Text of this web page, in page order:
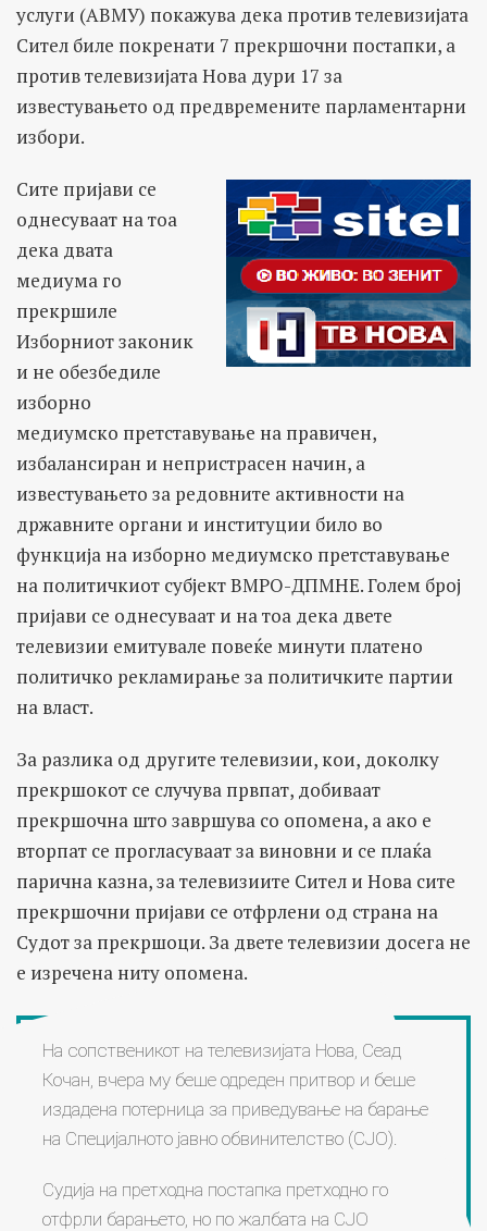
услуги (АВМУ) покажува дека против телевизијата
Сител биле покренати 7 прекршочни постапки, а
против телевизијата Нова дури 17 за
известувањето од предвремените парламентарни
избори.
Сите пријави се
однесуваат на тоа
дека двата
медиума го
прекршиле
Изборниот законик
и не обезбедиле
изборно
медиумско претставување на правичен,
избалансиран и непристрасен начин, а
известувањето за редовните активности на
државните органи и институции било во
функција на изборно медиумско претставување
на политичкиот субјект ВМРО-ДПМНЕ. Голем број
пријави се однесуваат и на тоа дека двете
телевизии емитувале повеќе минути платено
политичко рекламирање за политичките партии
на власт.
За разлика од другите телевизии, кои, доколку
прекршокот се случува првпат, добиваат
прекршочна што завршува со опомена, а ако е
вторпат се прогласуваат за виновни и се плаќа
парична казна, за телевизиите Сител и Нова сите
прекршочни пријави се отфрлени од страна на
Судот за прекршоци. За двете телевизии досега не
е изречена ниту опомена.
На сопственикот на телевизијата Нова, Сеад
Кочан, вчера му беше одреден притвор и беше
издадена потерница за приведување на барање
на Специјалното јавно обвинителство (СЈО).
Судија на претходна постапка претходно го
отфрли барањето, но по жалбата на СЈО